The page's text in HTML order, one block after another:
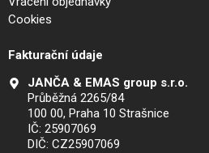
Cookies
Fakturační údaje
JANČA & EMAS group s.r.o.
Průběžná 2265/84
100 00, Praha 10 Strašnice
IČ: 25907069
DIČ: CZ25907069